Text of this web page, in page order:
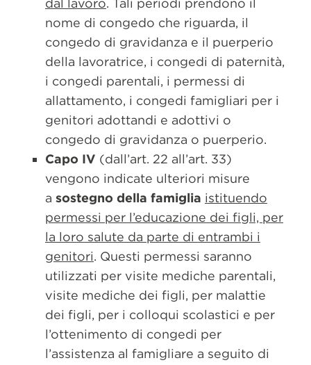
dal lavoro. Tali periodi prendono il
nome di congedo che riguarda, il
congedo di gravidanza e il puerperio
della lavoratrice, i congedi di paternità,
i congedi parentali, i permessi di
allattamento, i congedi famigliari per i
genitori adottandi e adottivi o
congedo di gravidanza o puerperio.
Capo IV (dall’art. 22 all’art. 33)
vengono indicate ulteriori misure
a sostegno della famiglia istituendo
permessi per l’educazione dei figli, per
la loro salute da parte di entrambi i
genitori. Questi permessi saranno
utilizzati per visite mediche parentali,
visite mediche dei figli, per malattie
dei figli, per i colloqui scolastici e per
l’ottenimento di congedi per
l’assistenza al famigliare a seguito di